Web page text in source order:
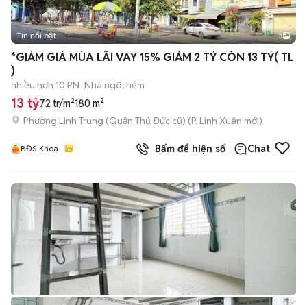
Tin nổi bật 3
*GIẢM GIÁ MÙA LÃI VAY 15% GIẢM 2 TỶ CÒN 13 TỶ( TL
)
nhiều hơn 10 PN Nhà ngõ, hẻm
13 tỷ72 tr/m²180 m²
Phường Linh Trung (Quận Thủ Đức cũ) (P. Linh Xuân mới)
BĐS Khoa Bấm để hiện số Chat